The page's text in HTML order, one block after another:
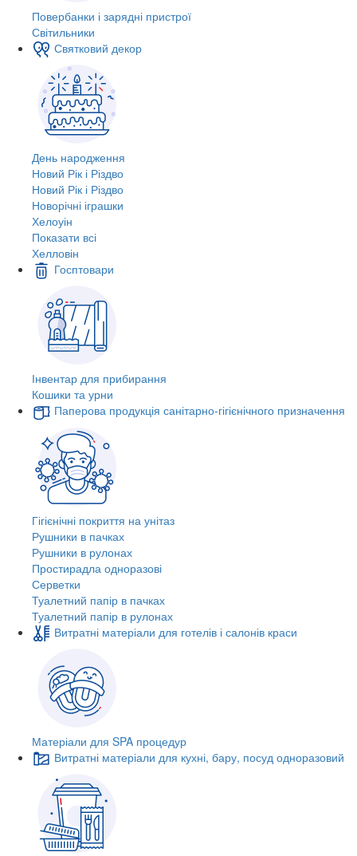
Повербанки і зарядні пристрої
Світильники
Святковий декор
День народження
Новий Рік і Різдво
Новий Рік і Різдво
Новорічні іграшки
Хелоуін
Показати всі
Хелловін
Госптовари
Інвентар для прибирання
Кошики та урни
Паперова продукція санітарно-гігієнічного призначення
Гігієнічні покриття на унітаз
Рушники в пачках
Рушники в рулонах
Простирадла одноразові
Серветки
Туалетний папір в пачках
Туалетний папір в рулонах
Витратні матеріали для готелів і салонів краси
Матеріали для SPA процедур
Витратні матеріали для кухні, бару, посуд одноразовий